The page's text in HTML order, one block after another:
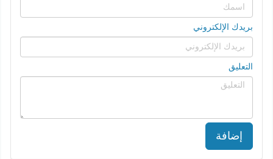
بريدك الإلكتروني
التعليق
إضافة